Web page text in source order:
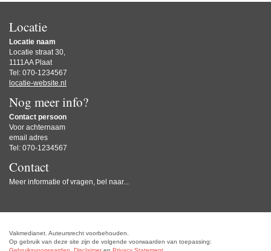
Locatie
Locatie naam
Locatie straat 30,
1111AA Plaat
Tel: 070-1234567
locatie-website.nl
Nog meer info?
Contact persoon
Voor achternaam
email adres
Tel: 070-1234567
Contact
Meer informatie of vragen, bel naar...
Vakmedianet. Auteursrecht voorbehouden.
Op gebruik van deze site zijn de volgende voorwaarden van toepassing: